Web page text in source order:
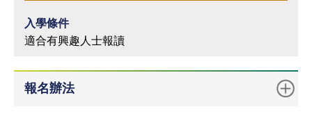
入學條件
適合有興趣人士報讀
報名辦法